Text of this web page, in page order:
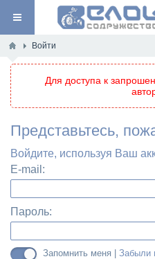
Войти
Для доступа к
Представьтесь,
Войдите, используя Ваш
E-mail:
Пароль:
Запомнить меня | Забыли